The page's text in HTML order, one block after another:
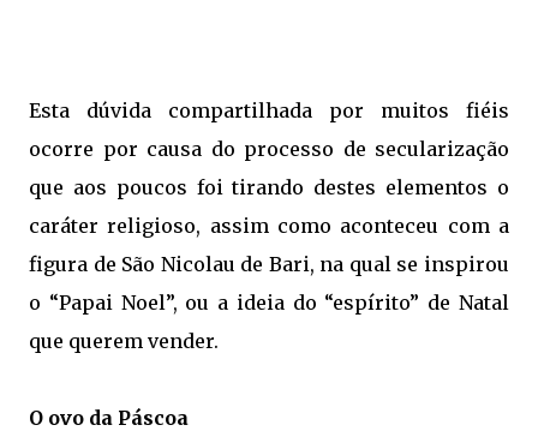
Esta dúvida compartilhada por muitos fiéis
ocorre por causa do processo de secularização
que aos poucos foi tirando destes elementos o
caráter religioso, assim como aconteceu com a
figura de São Nicolau de Bari, na qual se inspirou
o “Papai Noel”, ou a ideia do “espírito” de Natal
que querem vender.
O ovo da Páscoa